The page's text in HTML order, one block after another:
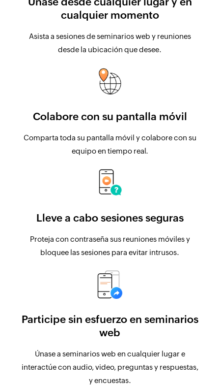
cualquier momento
Asista a sesiones de seminarios web y reuniones
desde la ubicación que desee.
Colabore con su pantalla móvil
Comparta toda su pantalla móvil y colabore con su
equipo en tiempo real.
Lleve a cabo sesiones seguras
Proteja con contraseña sus reuniones móviles y
bloquee las sesiones para evitar intrusos.
Participe sin esfuerzo en seminarios
web
Únase a seminarios web en cualquier lugar e
interactúe con audio, video, preguntas y respuestas,
y encuestas.